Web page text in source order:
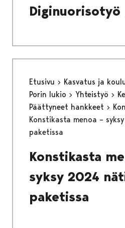
Diginuorisotyö
Etusivu Kasvatus ja
Porin lukio
Yhteistyö
Päättyneet hankkeet
Konstikasta menoa –
paketissa
Konstikasta
syksy 2024
paketissa